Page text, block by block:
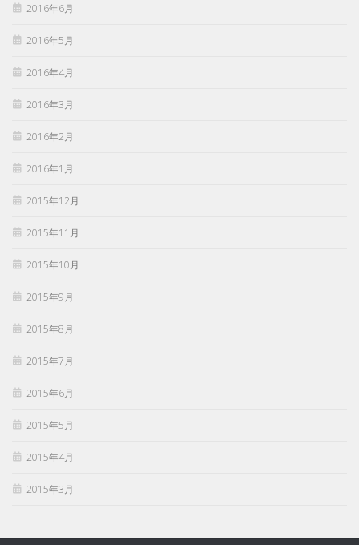
2016年6月
2016年5月
2016年4月
2016年3月
2016年2月
2016年1月
2015年12月
2015年11月
2015年10月
2015年9月
2015年8月
2015年7月
2015年6月
2015年5月
2015年4月
2015年3月